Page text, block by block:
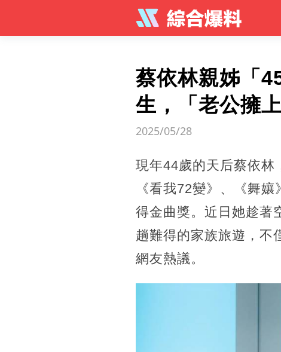
蔡依林親姊「
生，「老公擁上
2025/05/28
現年44歲的天后蔡依林
《看我72變》、《舞
得金曲獎。近日她趁著
趟難得的家族旅遊，不
網友熱議。